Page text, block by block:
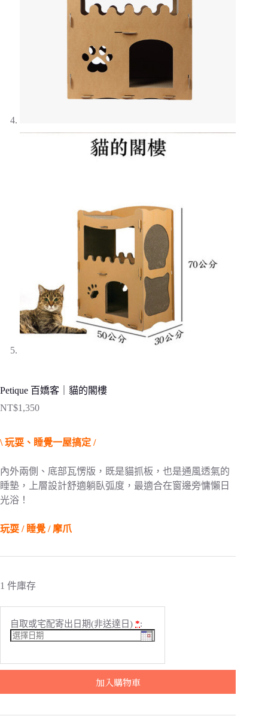
Petique 百嬌客｜貓的閣樓
NT$1,350
\ 玩耍、睡覺一屋搞定 /
內外兩側、底部瓦愣版，既是貓抓板，也是通風透氣的
睡墊，上層設計舒適躺臥弧度，最適合在窗邊旁慵懶日
光浴！
玩耍 / 睡覺 / 摩爪
1 件庫存
自取或宅配寄出日期(非送達日) *:
加入購物車